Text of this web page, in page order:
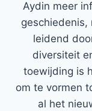
Aydin meer
geschiedenis,
leidend
diversiteit
toewijding is
om te vormen
al het